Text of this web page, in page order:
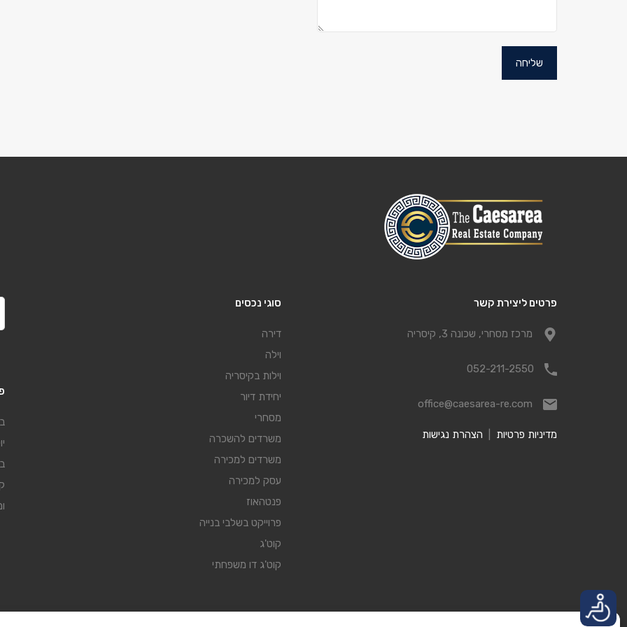
פרטים ליצירת קשר
מרכז מסחרי, שכונה 3, קיסריה
052-211-2550
office@caesarea-re.com
מדיניות פרטיות הצהרת נגישות
סוגי נכסים
דירה
וילה
וילות בקיסריה
יחידת דיור
מסחרי
משרדים להשכרה
משרדים למכירה
עסק למכירה
פנטהאוז
פרוייקט בשלבי בנייה
קוט'ג
קוט'ג דו משפחתי